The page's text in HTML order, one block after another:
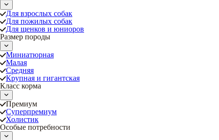
Для взрослых собак
Для пожилых собак
Для щенков и юниоров
Размер породы
Миниатюрная
Малая
Средняя
Крупная и гигантская
Класс корма
Премиум
Суперпремиум
Холистик
Особые потребности